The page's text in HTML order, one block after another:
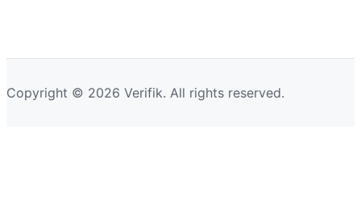
Copyright © 2026 Verifik. All rights reserved.